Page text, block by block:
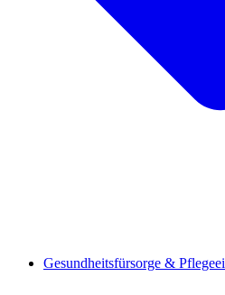
Gesundheitsfürsorge &